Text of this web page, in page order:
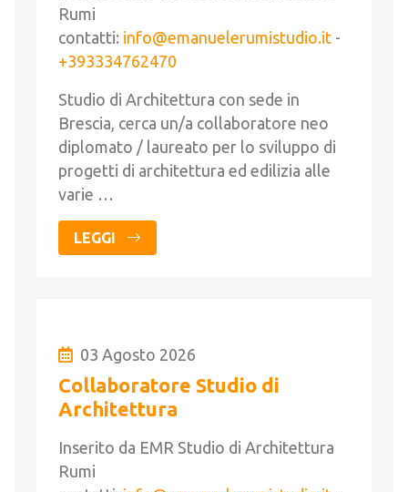
Rumi
contatti: info@emanuelerumistudio.it -
+393334762470
Studio di Architettura con sede in
Brescia, cerca un/a collaboratore neo
diplomato / laureato per lo sviluppo di
progetti di architettura ed edilizia alle
varie …
LEGGI
03 Agosto 2026
Collaboratore Studio di
Architettura
Inserito da EMR Studio di Architettura
Rumi